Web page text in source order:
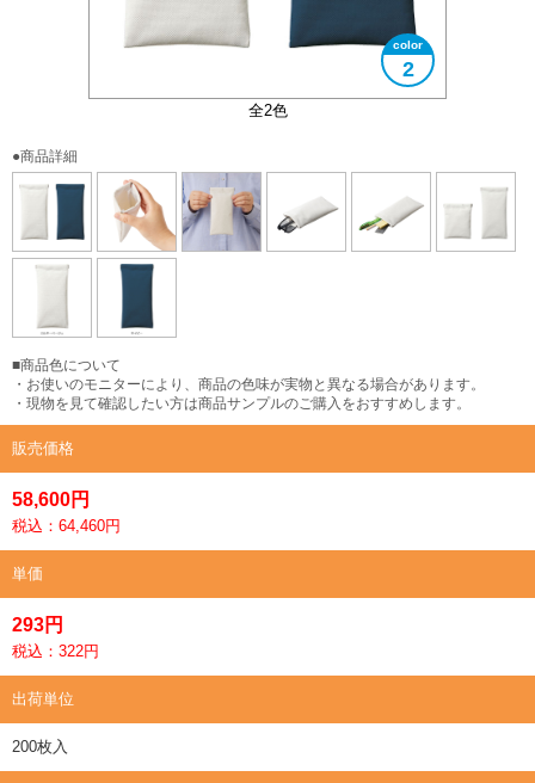
全2色
2
ワンタッチで開ける「バネ口金」
大きさイメージ
使用イメージ
使用イメージ
ミニサイズとロングサイズがあります
●商品詳細
■商品色について
・お使いのモニターにより、商品の色味が実物と異なる場合があります。
・現物を見て確認したい方は商品サンプルのご購入をおすすめします。
販売価格
58,600円
税込：64,460円
単価
293円
税込：322円
出荷単位
200枚入